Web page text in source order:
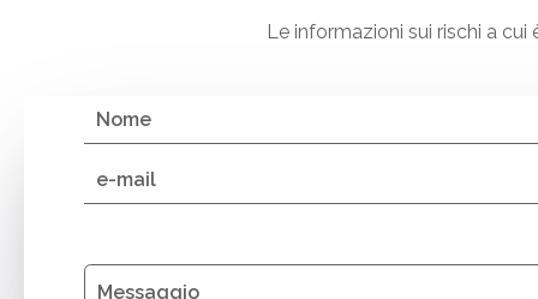
Le informazioni sui rischi a